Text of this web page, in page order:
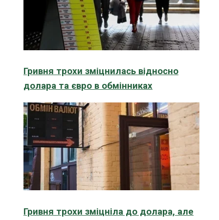
Гривня трохи зміцнилась відносно
долара та євро в обмінниках
Гривня трохи зміцніла до долара, але